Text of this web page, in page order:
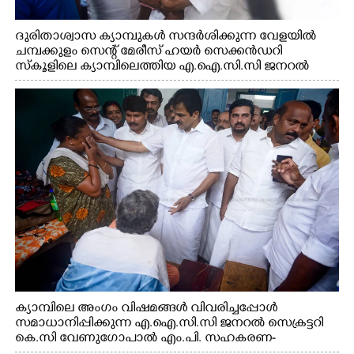
ദുരിതാശ്വാസ ക്യാമ്പുകൾ സന്ദർശിക്കുന്ന വേളയിൽ
ചമ്പക്കുളം സെന്റ് മേരീസ് ഹയർ സെക്കൻഡറി
സ്കൂളിലെ ക്യാമ്പിലെത്തിയ എ.ഐ.സി.സി ജനറൽ
സെക്രട്ടറി കെ.സി വേണുഗോപാൽ എം.പി കുരുന്നിനെ
എടുത്ത് ലാളിച്ചപ്പോൾ. സഹകരണ-എക്സൈസ്
വകുപ്പ് മന്ത്രി എം. ലിജു, കൃഷിവകുപ്പ് മന്ത്രി ടി. സിദ്ദിഖ്,
റെജി ചെറിയാൻ എം. എൽ. എ എന്നിവർ സമീപം
ക്യാമ്പിലെ അംഗം വിഷമങ്ങൾ വിവരിച്ചപ്പോൾ
സമാധാനിപ്പിക്കുന്ന എ.ഐ.സി.സി ജനറൽ സെക്രട്ടറി
കെ.സി വേണുഗോപാൽ എം.പി. സഹകരണ-